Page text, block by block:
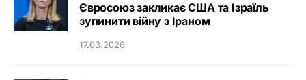
Євросоюз закликає США та Ізраїль
зупинити війну з Іраном
17.03.2026